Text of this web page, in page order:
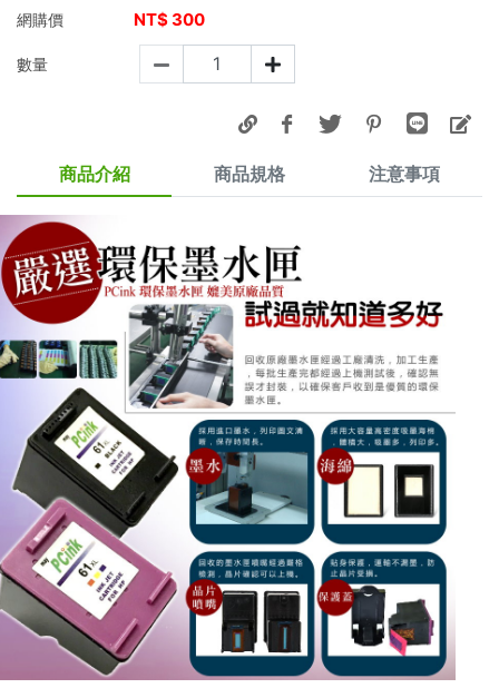
網購價
NT$300
數量
商品介紹 商品規格 注意事項